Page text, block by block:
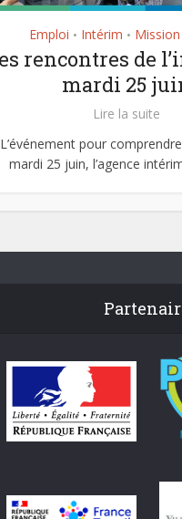
Emploi • Intérim •
rencontres de
mardi 25
Lire la suite
L’événement pour
mardi 25 juin, l’agence